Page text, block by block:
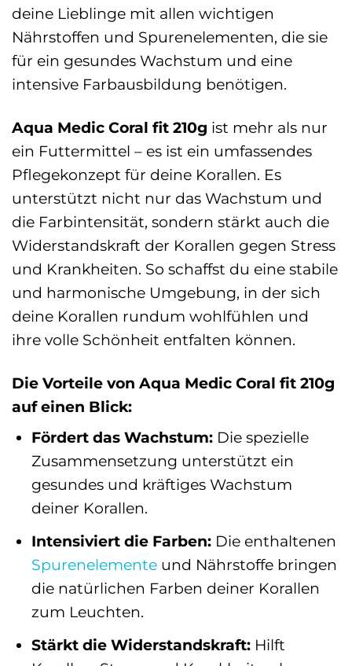
deine Lieblinge mit allen wichtigen
Nährstoffen und Spurenelementen, die sie
für ein gesundes Wachstum und eine
intensive Farbausbildung benötigen.
Aqua Medic Coral fit 210g ist mehr als nur
ein Futtermittel – es ist ein umfassendes
Pflegekonzept für deine Korallen. Es
unterstützt nicht nur das Wachstum und
die Farbintensität, sondern stärkt auch die
Widerstandskraft der Korallen gegen Stress
und Krankheiten. So schaffst du eine stabile
und harmonische Umgebung, in der sich
deine Korallen rundum wohlfühlen und
ihre volle Schönheit entfalten können.
Die Vorteile von Aqua Medic Coral fit 210g
auf einen Blick:
Fördert das Wachstum:Die spezielle
Zusammensetzung unterstützt ein
gesundes und kräftiges Wachstum
deiner Korallen.
Intensiviert die Farben:Die enthaltenen
Spurenelementeund Nährstoffe bringen
die natürlichen Farben deiner Korallen
zum Leuchten.
Stärkt die Widerstandskraft:Hilft